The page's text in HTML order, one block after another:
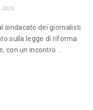
sindacato dei giornalisti
sulla legge di riforma
con un incontro ...